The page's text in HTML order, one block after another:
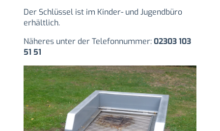
Der Schlüssel ist im Kinder- und Jugendbüro
erhältlich.
Näheres unter der Telefonnummer:02303 103
51 51